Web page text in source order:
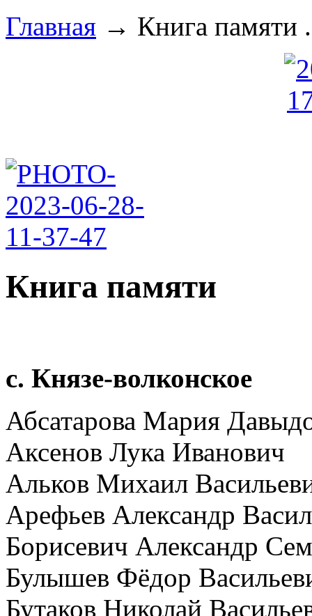
Главная → Книга памяти
Книга памяти
с. Князе-волконское
Абсатарова Мария
Аксенов Лука Иванович
Альков Михаил
Арефьев Александр
Борисевич Александр
Булышев Фёдор
Бутаков Николай